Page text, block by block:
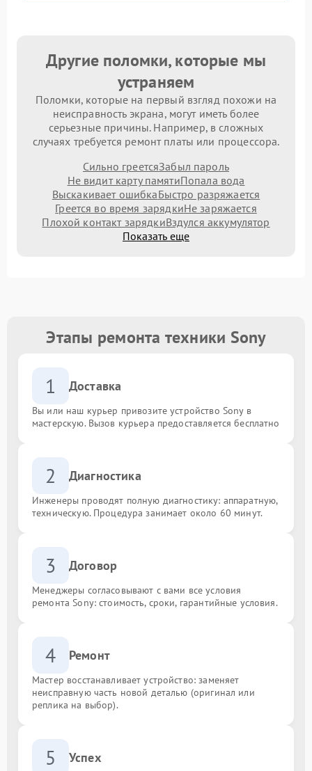
Другие поломки, которые мы
устраняем
Поломки, которые на первый взгляд похожи на
неисправность экрана, могут иметь более
серьезные причины. Например, в сложных
случаях требуется ремонт платы или процессора.
Сильно греетсяЗабыл пароль
Не видит карту памятиПопала вода
Выскакивает ошибкаБыстро разряжается
Греется во время зарядкиНе заряжается
Плохой контакт зарядкиВздулся аккумулятор
Показать еще
Этапы ремонта техники Sony
1 Доставка
Вы или наш курьер привозите устройство Sony в
мастерскую. Вызов курьера предоставляется бесплатно
2 Диагностика
Инженеры проводят полную диагностику: аппаратную,
техническую. Процедура занимает около 60 минут.
3 Договор
Менеджеры согласовывают с вами все условия
ремонта Sony: стоимость, сроки, гарантийные условия.
4 Ремонт
Мастер восстанавливает устройство: заменяет
неисправную часть новой деталью (оригинал или
реплика на выбор).
5 Успех